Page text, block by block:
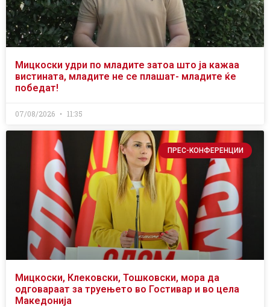
Мицкоски удри по младите затоа што ја кажаа
вистината, младите не се плашат- младите ќе
победат!
07/08/2026 11:35
ПРЕС-КОНФЕРЕНЦИИ
Мицкоски, Клековски, Тошковски, мора да
одговараат за труењето во Гостивар и во цела
Македонија